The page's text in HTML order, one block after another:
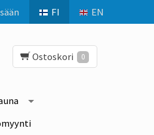
FI EN
Ostoskori 0